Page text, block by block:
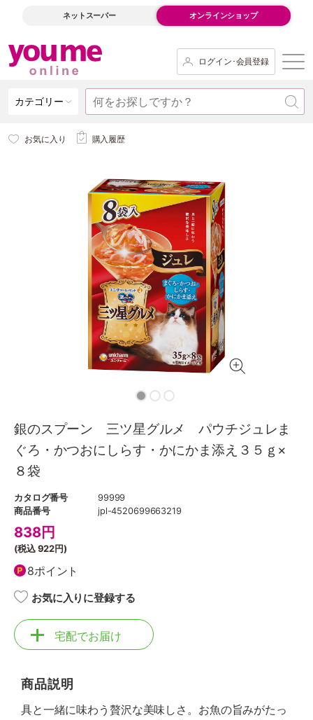
ネットスーパー オンラインショップ
ログイン･会員登録
カテゴリー
お気に入り 購入履歴
銀のスプーン 三ツ星グルメ パウチジュレま
ぐろ・かつおにしらす・かにかま添え３５ｇ×
８袋
カタログ番号
99999
商品番号
jpl-4520699663219
838円
(税込922円)
8ポイント
お気に入りに登録する
宅配でお届け
商品説明
具と一緒に味わう贅沢な美味しさ。お魚の旨みがたっ